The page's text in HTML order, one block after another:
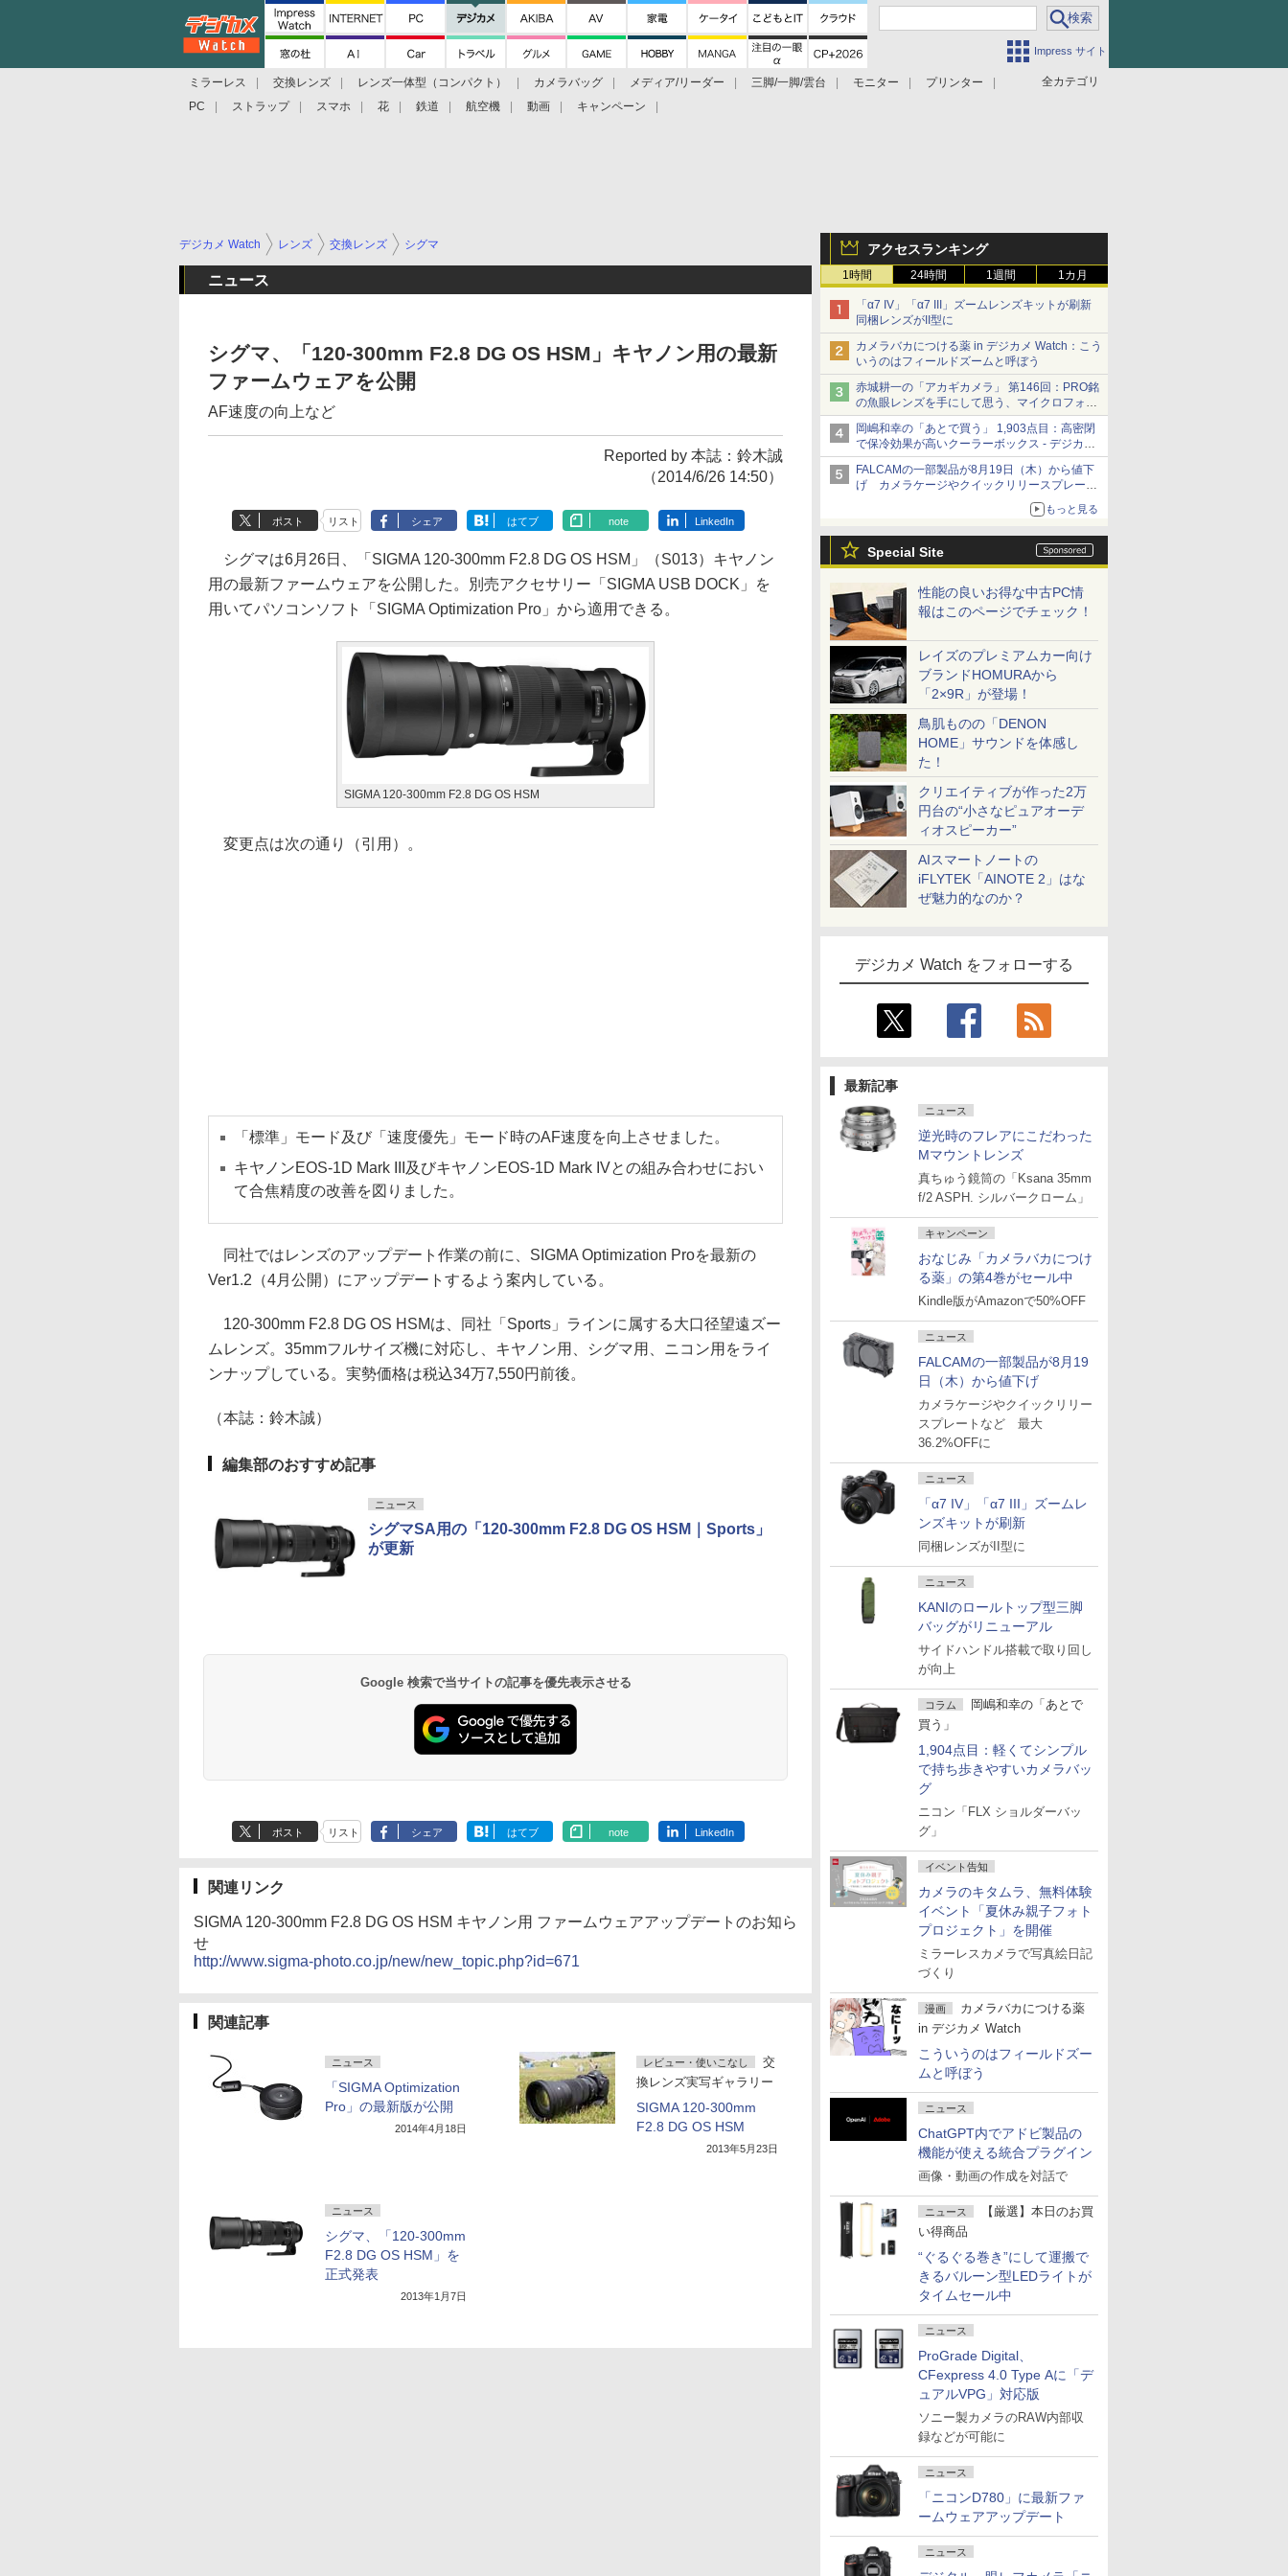
Impress サイト
全カテゴリ
ミラーレス 交換レンズ レンズ一体型（コンパクト） カメラバッグ メディア/リーダー 三脚/一脚/雲台 モニター
プリンター
PC
ストラップ スマホ 花 鉄道 航空機 動画 キャンペーン
アクセスランキング
1時間 24時間 1週間 1カ月
「α7 IV」「α7 III」ズームレンズキットが刷新
同梱レンズがII型に
カメラバカにつける薬 in デジカメ Watch：こう
いうのはフィールドズームと呼ぼう
赤城耕一の「アカギカメラ」 第146回：PRO銘
の魚眼レンズを手にして思う、マイクロフォー
サーズへの期待と可能性
岡嶋和幸の「あとで買う」 1,903点目：高密閉
で保冷効果が高いクーラーボックス - デジカメ
Watch
FALCAMの一部製品が8月19日（木）から値下
げ カメラケージやクイックリリースプレート
もっと見る
Special Site
性能の良いお得な中古PC情
報はこのページでチェック！
レイズのプレミアムカー向け
ブランドHOMURAから
「2×9R」が登場！
鳥肌ものの「DENON
HOME」サウンドを体感し
た！
クリエイティブが作った2万
円台の“小さなピュアオーデ
ィオスピーカー”
AIスマートノートの
iFLYTEK「AINOTE 2」はな
ぜ魅力的なのか？
デジカメ Watch をフォローする
最新記事
ニュース
逆光時のフレアにこだわった
Mマウントレンズ
真ちゅう鏡筒の「Ksana 35mm
f/2 ASPH. シルバークローム」
キャンペーン
おなじみ「カメラバカにつけ
る薬」の第4巻がセール中
Kindle版がAmazonで50%OFF
ニュース
FALCAMの一部製品が8月19
日（木）から値下げ
カメラケージやクイックリリー
スプレートなど 最大
36.2%OFFに
ニュース
「α7 IV」「α7 III」ズームレ
ンズキットが刷新
同梱レンズがII型に
ニュース
KANIのロールトップ型三脚
バッグがリニューアル
サイドハンドル搭載で取り回し
が向上
コラム
岡嶋和幸の「あとで
買う」
1,904点目：軽くてシンプル
で持ち歩きやすいカメラバッ
グ
ニコン「FLX ショルダーバッ
グ」
イベント告知
カメラのキタムラ、無料体験
イベント「夏休み親子フォト
プロジェクト」を開催
ミラーレスカメラで写真絵日記
づくり
漫画
カメラバカにつける薬
in デジカメ Watch
こういうのはフィールドズー
ムと呼ぼう
ニュース
ChatGPT内でアドビ製品の
機能が使える統合プラグイン
画像・動画の作成を対話で
ニュース
【厳選】本日のお買
い得商品
“ぐるぐる巻き”にして運搬で
きるバルーン型LEDライトが
タイムセール中
ニュース
ProGrade Digital、
CFexpress 4.0 Type Aに「デ
ュアルVPG」対応版
ソニー製カメラのRAW内部収
録などが可能に
ニュース
「ニコンD780」に最新ファ
ームウェアアップデート
ニュース
デジカメ Watch レンズ 交換レンズ シグマ
ニュース
シグマ、「120-300mm F2.8 DG OS HSM」キヤノン用の最新
ファームウェアを公開
AF速度の向上など
Reported by 本誌：鈴木誠
（2014/6/26 14:50）
ポスト リスト シェア はてブ note LinkedIn
シグマは6月26日、「SIGMA 120-300mm F2.8 DG OS HSM」（S013）キヤノン
用の最新ファームウェアを公開した。別売アクセサリー「SIGMA USB DOCK」を
用いてパソコンソフト「SIGMA Optimization Pro」から適用できる。
SIGMA 120-300mm F2.8 DG OS HSM
変更点は次の通り（引用）。
「標準」モード及び「速度優先」モード時のAF速度を向上させました。
キヤノンEOS-1D Mark III及びキヤノンEOS-1D Mark IVとの組み合わせにおい
て合焦精度の改善を図りました。
同社ではレンズのアップデート作業の前に、SIGMA Optimization Proを最新の
Ver1.2（4月公開）にアップデートするよう案内している。
120-300mm F2.8 DG OS HSMは、同社「Sports」ラインに属する大口径望遠ズー
ムレンズ。35mmフルサイズ機に対応し、キヤノン用、シグマ用、ニコン用をライ
ンナップしている。実勢価格は税込34万7,550円前後。
（本誌：鈴木誠）
編集部のおすすめ記事
ニュース
シグマSA用の「120-300mm F2.8 DG OS HSM｜Sports」
が更新
Google 検索で当サイトの記事を優先表示させる
ポスト リスト シェア はてブ note LinkedIn
関連リンク
SIGMA 120-300mm F2.8 DG OS HSM キヤノン用 ファームウェアアップデートのお知ら
せ
http://www.sigma-photo.co.jp/new/new_topic.php?id=671
関連記事
ニュース
「SIGMA Optimization
Pro」の最新版が公開
2014年4月18日
レビュー・使いこなし
交
換レンズ実写ギャラリー
SIGMA 120-300mm
F2.8 DG OS HSM
2013年5月23日
ニュース
シグマ、「120-300mm
F2.8 DG OS HSM」を
正式発表
2013年1月7日